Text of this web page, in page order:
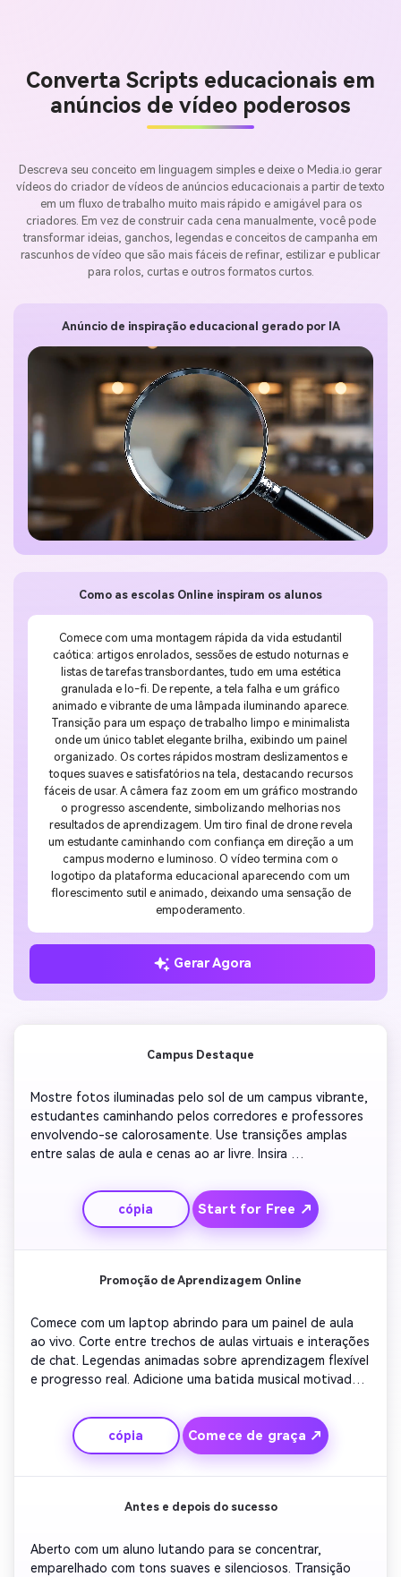
Converta Scripts educacionais em
anúncios de vídeo poderosos
Descreva seu conceito em linguagem simples e deixe o Media.io gerar
vídeos do criador de vídeos de anúncios educacionais a partir de texto
em um fluxo de trabalho muito mais rápido e amigável para os
criadores. Em vez de construir cada cena manualmente, você pode
transformar ideias, ganchos, legendas e conceitos de campanha em
rascunhos de vídeo que são mais fáceis de refinar, estilizar e publicar
para rolos, curtas e outros formatos curtos.
Como as escolas Online inspiram os alunos
Comece com uma montagem rápida da vida estudantil
caótica: artigos enrolados, sessões de estudo noturnas e
listas de tarefas transbordantes, tudo em uma estética
granulada e lo-fi. De repente, a tela falha e um gráfico
animado e vibrante de uma lâmpada iluminando aparece.
Transição para um espaço de trabalho limpo e minimalista
onde um único tablet elegante brilha, exibindo um painel
organizado. Os cortes rápidos mostram deslizamentos e
toques suaves e satisfatórios na tela, destacando recursos
fáceis de usar. A câmera faz zoom em um gráfico mostrando
o progresso ascendente, simbolizando melhorias nos
resultados de aprendizagem. Um tiro final de drone revela
um estudante caminhando com confiança em direção a um
campus moderno e luminoso. O vídeo termina com o
logotipo da plataforma educacional aparecendo com um
florescimento sutil e animado, deixando uma sensação de
empoderamento.
Gerar Agora
Anúncio de inspiração educacional gerado por IA
Campus Destaque
Mostre fotos iluminadas pelo sol de um campus vibrante,
estudantes caminhando pelos corredores e professores
envolvendo-se calorosamente. Use transições amplas
entre salas de aula e cenas ao ar livre. Insira
Sucesso. " Adicione música de fundo suave com ambiente
natural. Terminar com uma forte revelação de logotipo e
CTA convidando a inscrição. Mantenha o ritmo dinâmico,
mas reconfortante, ideal para promoção de vídeos
cópia Start for Free ↗
Promoção de Aprendizagem Online
Comece com um laptop abrindo para um painel de aula
ao vivo. Corte entre trechos de aulas virtuais e interações
de chat. Legendas animadas sobre aprendizagem flexível
e progresso real. Adicione uma batida musical motivadora
curso e destaques da disponibilidade do tutor. Conclua
com uma linha otimista encorajando os espectadores a
se juntarem ao programa agora.
cópia Comece de graça ↗
Antes e depois do sucesso
Aberto com um aluno lutando para se concentrar,
emparelhado com tons suaves e silenciosos. Transição